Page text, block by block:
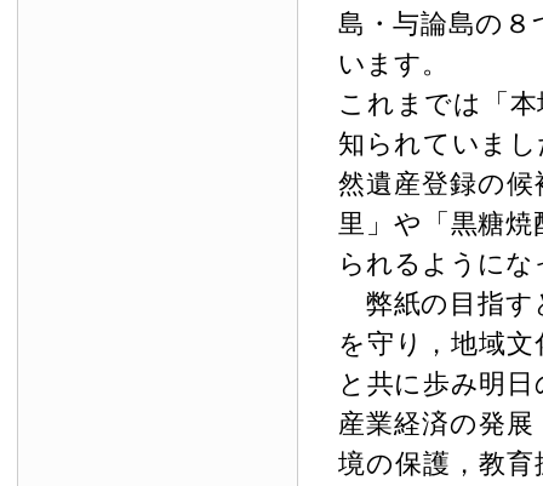
島・与論島の
います。
これまでは「
知られていま
然遺産登録の
里」や「黒糖
られるように
弊紙の目指す
を守り，地域
と共に歩み明
産業経済の発
境の保護，教